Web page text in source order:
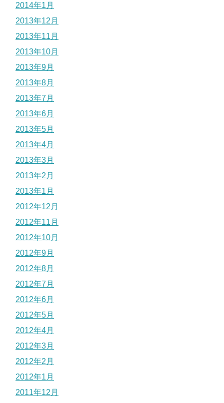
2014年1月
2013年12月
2013年11月
2013年10月
2013年9月
2013年8月
2013年7月
2013年6月
2013年5月
2013年4月
2013年3月
2013年2月
2013年1月
2012年12月
2012年11月
2012年10月
2012年9月
2012年8月
2012年7月
2012年6月
2012年5月
2012年4月
2012年3月
2012年2月
2012年1月
2011年12月